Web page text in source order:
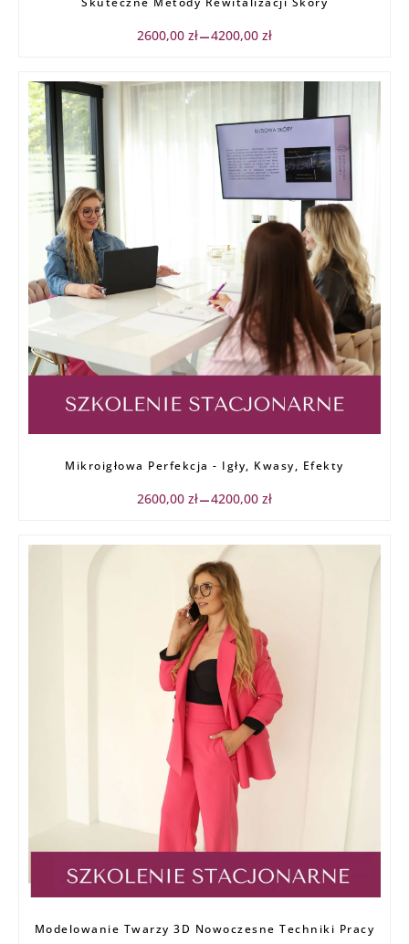
2600,00 zł–4200,00 zł
do
Mikroigłowa Perfekcja - Igły, Kwasy, Efekty
2600,00 zł–4200,00 zł
cen:
2600,00 zł
4200,00 zł
Modelowanie Twarzy 3D Nowoczesne Techniki Pracy
cen: